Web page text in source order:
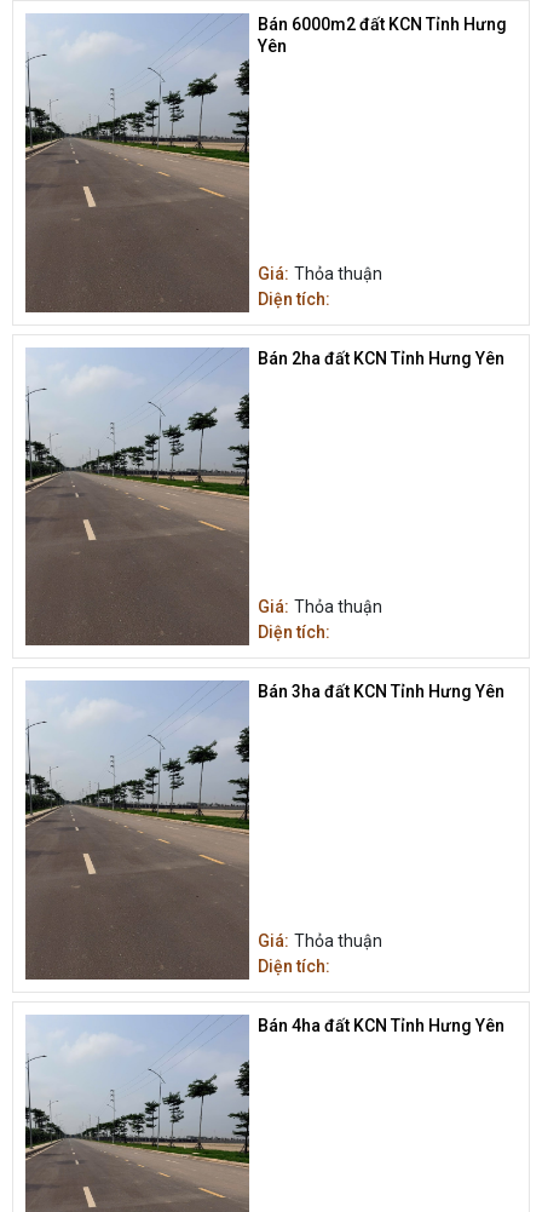
Bán 6000m2 đất KCN Tỉnh Hưng
Yên
Giá: Thỏa thuận
Diện tích:
Bán 2ha đất KCN Tỉnh Hưng Yên
Giá: Thỏa thuận
Diện tích:
Bán 3ha đất KCN Tỉnh Hưng Yên
Giá: Thỏa thuận
Diện tích:
Bán 4ha đất KCN Tỉnh Hưng Yên